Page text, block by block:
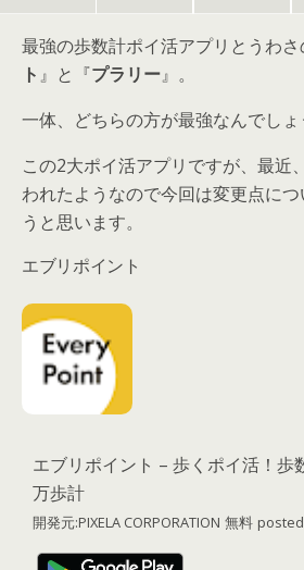
最強の歩数計ポイ活アプリとうわさ
ト 』と『プラリー』。
一体、どちらの方が最強なんでしょ
この2大ポイ活アプリですが、最近
われたようなので今回は変更点に
うと思います。
エブリポイント
エブリポイント – 歩くポイ活！歩
万歩計
開発元:PIXELA CORPORATION 無料